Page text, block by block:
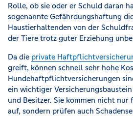
Rolle, ob sie oder er Schuld daran
sogenannte Gefährdungshaftung
Haustierhaltenden von der
der Tiere trotz guter Erziehung
Da die private
greift, können schnell sehr hohe
Hundehaftpflichtversicherungen
ein wichtiger
und Besitzer. Sie kommen nicht nur
auf, sondern prüfen auch